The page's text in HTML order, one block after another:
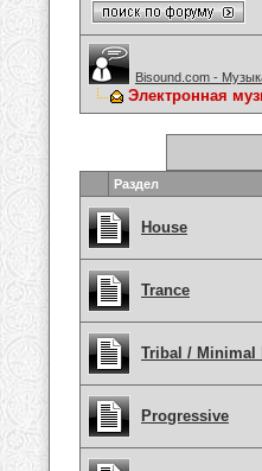
Bisound.com -
Электронная
Раздел
House
Trance
Tribal / Minimal
Progressive